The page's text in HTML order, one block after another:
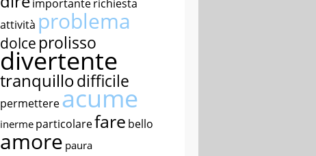
importanterichiesta
attività problema
dolce prolisso
divertente
tranquillodifficile
permettereacume
inerme particolarefare bello
amore paura